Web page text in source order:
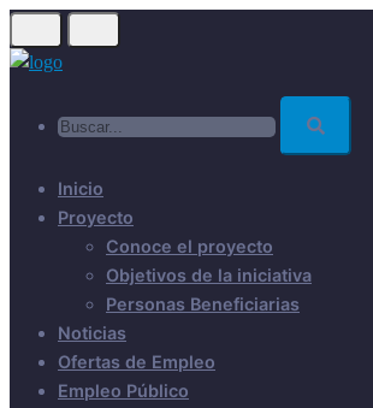
Skip
to
Inicio
Proyecto
Conoce el proyecto
Objetivos de la iniciativa
Personas Beneficiarias
Noticias
Ofertas de Empleo
Empleo Público